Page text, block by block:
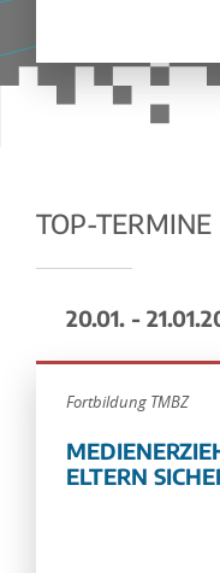
TOP-TERMINE
20.01. -
Fortbildung TMBZ
ELTERN